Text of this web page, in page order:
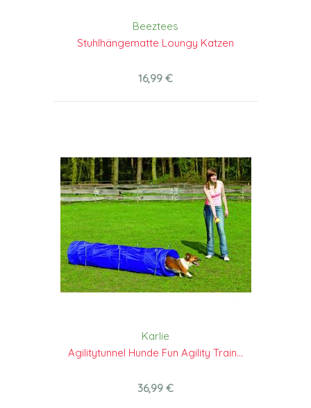
Beeztees
Stuhlhängematte Loungy Katzen
16,99 €
Karlie
Agilitytunnel Hunde Fun Agility Train...
36,99 €